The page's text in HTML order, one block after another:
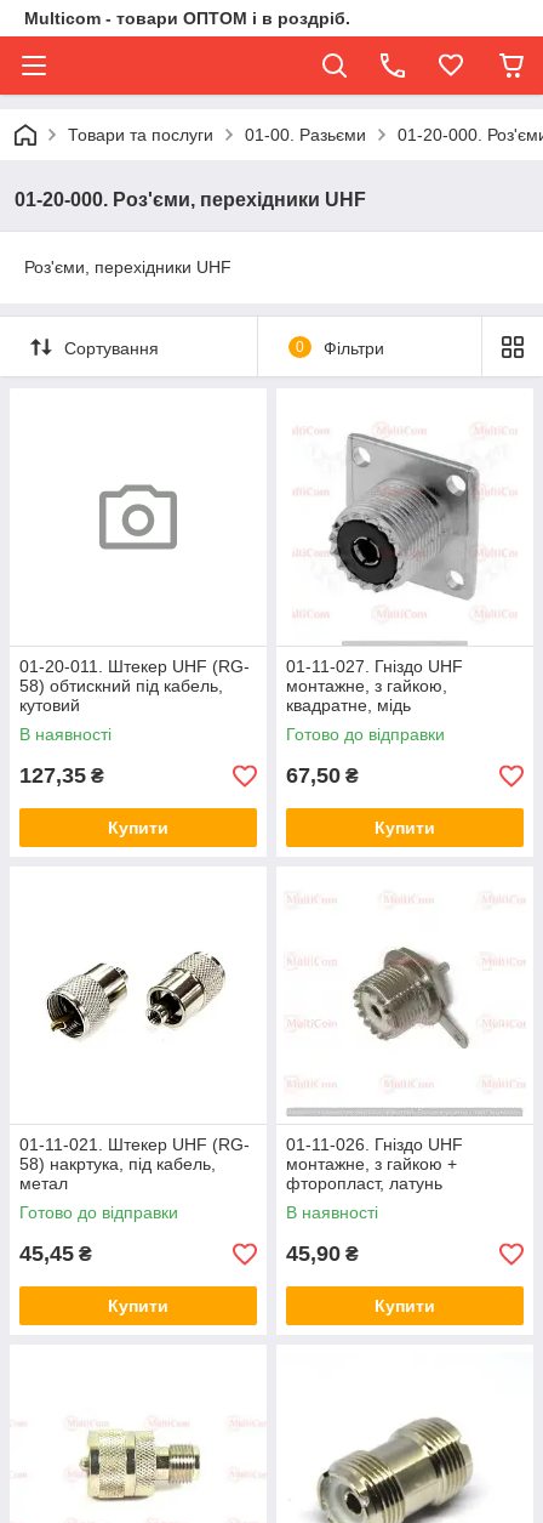
Multicom - товари ОПТОМ і в роздріб.
Товари та послуги 01-00. Разьєми 01-20-000.
01-20-000. Роз'єми, перехідники UHF
Роз'єми, перехідники UHF
Сортування 0 Фільтри
01-20-011. Штекер UHF (RG-
58) обтискний під кабель,
кутовий
В наявності
127,35 ₴
Купити
01-11-027. Гніздо UHF
монтажне, з гайкою,
квадратне, мідь
Готово до відправки
67,50 ₴
Купити
01-11-021. Штекер UHF (RG-
58) накртука, під кабель,
метал
Готово до відправки
45,45 ₴
Купити
01-11-026. Гніздо UHF
монтажне, з гайкою +
фторопласт, латунь
В наявності
45,90 ₴
Купити